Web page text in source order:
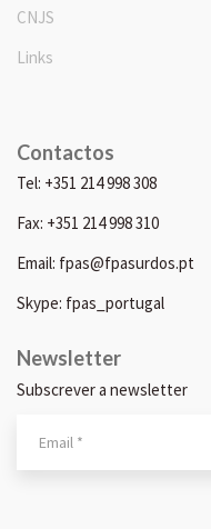
CNJS
Links
Contactos
Tel: +351 214 998 308
Fax: +351 214 998 310
Email: fpas@fpasurdos.pt
Skype: fpas_portugal
Newsletter
Subscrever a newsletter